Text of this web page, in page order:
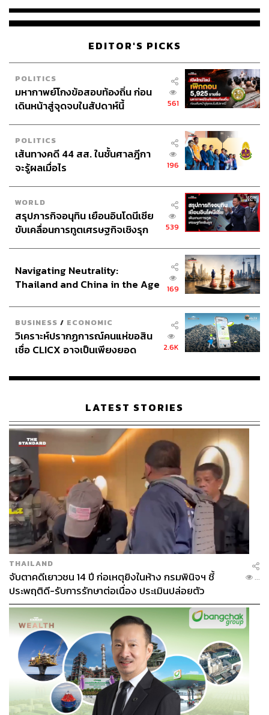
EDITOR'S PICKS
POLITICS
มหากาพย์โกงข้อสอบท้องถิ่น ก่อน
เดินหน้าสู่จุดจบในสัปดาห์นี้
561
POLITICS
เส้นทางคดี 44 สส. ในชั้นศาลฎีกา
จะรู้ผลเมื่อไร
196
WORLD
สรุปภารกิจอนุทิน เยือนอินโดนีเซีย
ขับเคลื่อนการทูตเศรษฐกิจเชิงรุก
539
Navigating Neutrality:
Thailand and China in the Age
169
BUSINESS / ECONOMIC
วิเคราะห์ปรากฏการณ์คนแห่ขอสิน
เชื่อ CLICX อาจเป็นเพียงยอด
เรือนไทยที่ถูกซุกไว้
2.6K
LATEST STORIES
THAILAND
จับตาคดีเยาวชน 14 ปี ก่อเหตุยิงในห้าง กรมพินิจฯ ชี้
ประพฤติดี-รับการรักษาต่อเนื่อง ประเมินปล่อยตัว
...